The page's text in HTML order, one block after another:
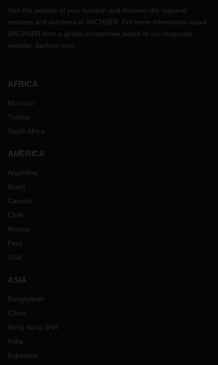
Visit the website of your location and discover the regional
services and solutions of DACHSER. For more information about
DACHSER from a global perspective switch to our corporate
website: dachser.com
AFRICA
Morocco
Tunisia
South Africa
AMERICA
Argentina
Brazil
Canada
Chile
Mexico
Peru
USA
ASIA
Bangladesh
China
Hong Kong SAR
India
Indonesia